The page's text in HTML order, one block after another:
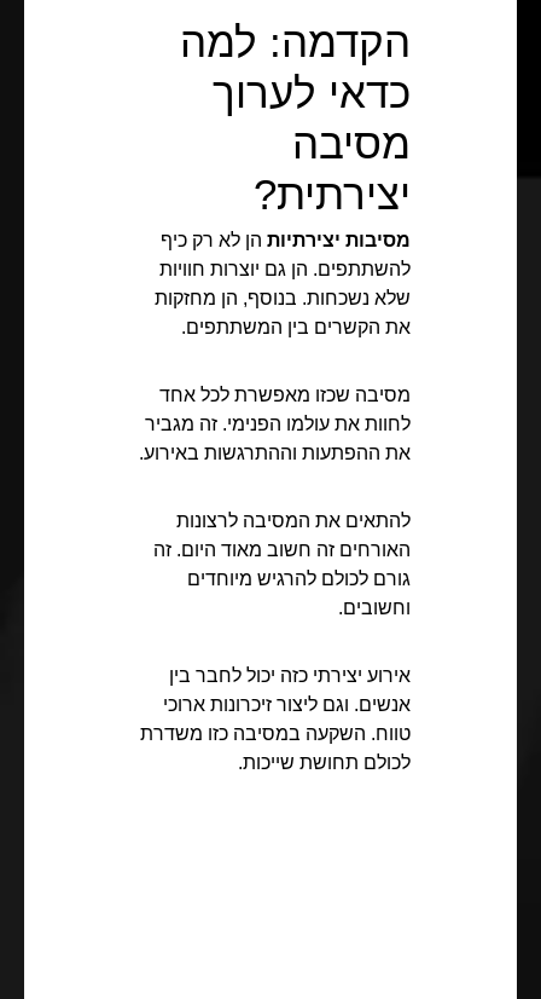
הקדמה: למה
כדאי לערוך
מסיבה
יצירתית?
מסיבות יצירתיות הן לא רק כיף
להשתתפים. הן גם יוצרות חוויות
שלא נשכחות. בנוסף, הן מחזקות
את הקשרים בין המשתתפים.
מסיבה שכזו מאפשרת לכל אחד
לחוות את עולמו הפנימי. זה מגביר
את ההפתעות וההתרגשות באירוע.
להתאים את המסיבה לרצונות
האורחים זה חשוב מאוד היום. זה
גורם לכולם להרגיש מיוחדים
וחשובים.
אירוע יצירתי כזה יכול לחבר בין
אנשים. וגם ליצור זיכרונות ארוכי
טווח. השקעה במסיבה כזו משדרת
לכולם תחושת שייכות.